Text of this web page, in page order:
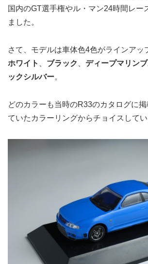
国内のGT選手権やル・マン24時間レー
ました。
さて、モデルは車体色4色がラインアッ
ホワイト
ブラック ディープマリン
ックシルバー。
どのカラーも当時のR33のカタログに
ていたカラーリングからチョイスしてい